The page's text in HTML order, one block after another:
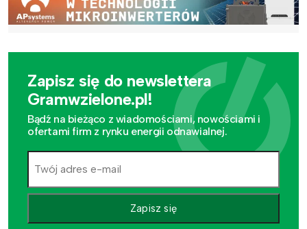
Zapisz się do newslettera
Gramwzielone.pl!
Bądź na bieżąco z wiadomościami, nowościami i
ofertami firm z rynku energii odnawialnej.
Zapisz się